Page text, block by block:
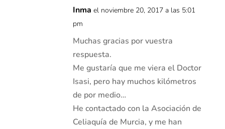
Inma el noviembre 20, 2017 a las 5:01
pm
Muchas gracias por vuestra
respuesta.
Me gustaría que me viera el Doctor
Isasi, pero hay muchos kilómetros
de por medio…
He contactado con la Asociación de
Celiaquía de Murcia, y me han